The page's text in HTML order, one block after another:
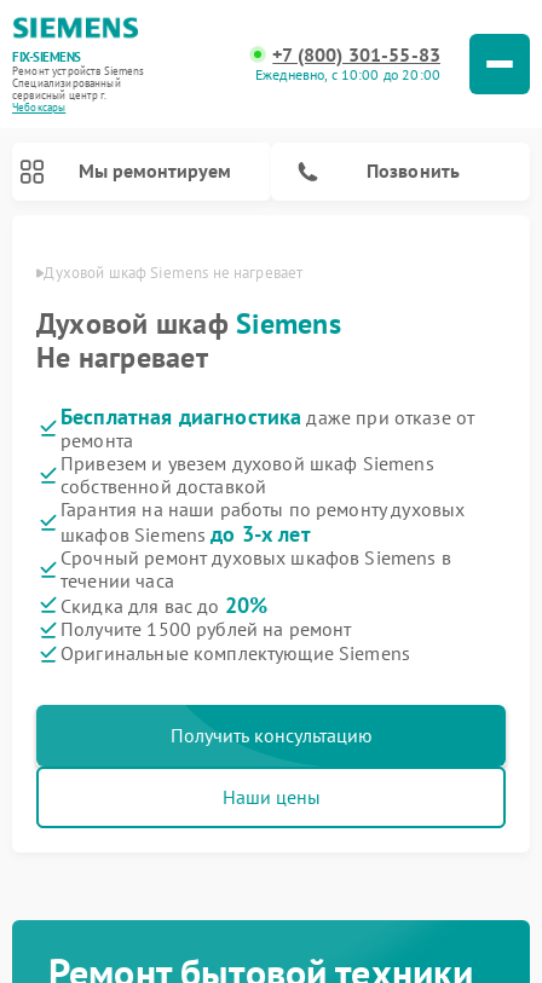
FIX-SIEMENS
Ремонт устройств Siemens
Специализированный
cервисный центр г.
Чебоксары
+7 (800) 301-55-83
Ежедневно, с 10:00 до 20:00
Мы ремонтируем Позвонить
Духовой шкаф Siemens не нагревает
Духовой шкафSiemens
Не нагревает
Бесплатная диагностика даже при отказе от
ремонта
Привезем и увезем духовой шкаф Siemens
собственной доставкой
Гарантия на наши работы по ремонту духовых
шкафов Siemensдо 3-х лет
Срочный ремонт духовых шкафов Siemens в
течении часа
Скидка для вас до 20%
Получите 1500 рублей на ремонт
Оригинальные комплектующие Siemens
Получить консультацию
Наши цены
Ремонт бытовой техники